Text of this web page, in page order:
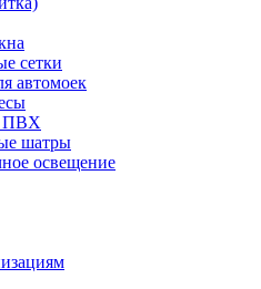
сетки
автомоек
ПВХ
шатры
освещение